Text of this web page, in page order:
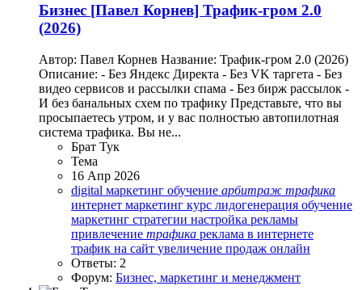
Бизнес [Павел Корнев] Трафик-гром 2.0
(2026)
Автор: Павел Корнев Название: Трафик-гром 2.0 (2026)
Описание: - Без Яндекс Директа - Без VK таргета - Без
видео сервисов и рассылки спама - Без бирж рассылок -
И без банальных схем по трафику Представьте, что вы
просыпаетесь утром, и у вас полностью автопилотная
система трафика. Вы не...
Брат Тук
Тема
16 Апр 2026
digital маркетинг обучение арбитраж трафика
интернет маркетинг курс лидогенерация обучение
маркетинг стратегии настройка рекламы
привлечение трафика реклама в интернете
трафик на сайт увеличение продаж онлайн
Ответы: 2
Форум: Бизнес, маркетинг и менеджмент